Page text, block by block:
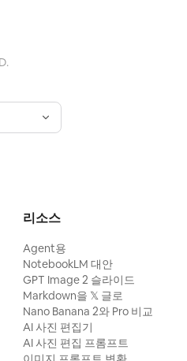
리소스
Agent용
NotebookLM 대안
GPT Image 2 슬라이드
Markdown을 𝕏 글로
Nano Banana 2와 Pro 비교
AI 사진 편집기
AI 사진 편집 프롬프트